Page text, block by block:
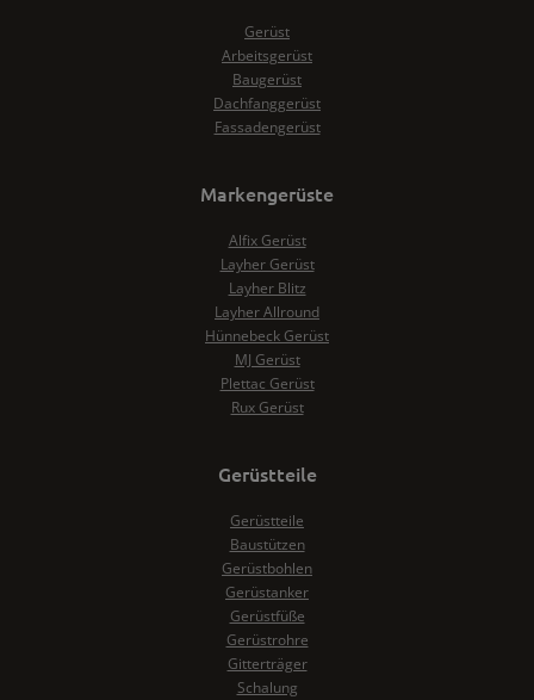
Gerüst
Arbeitsgerüst
Baugerüst
Dachfanggerüst
Fassadengerüst
Markengerüste
Alfix Gerüst
Layher Gerüst
Layher Blitz
Layher Allround
Hünnebeck Gerüst
MJ Gerüst
Plettac Gerüst
Rux Gerüst
Gerüstteile
Gerüstteile
Baustützen
Gerüstbohlen
Gerüstanker
Gerüstfüße
Gerüstrohre
Gitterträger
Schalung